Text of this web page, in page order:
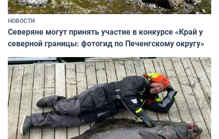
НОВОСТИ
Северяне могут принять участие в конкурсе «Край у
северной границы: фотогид по Печенгскому округу»